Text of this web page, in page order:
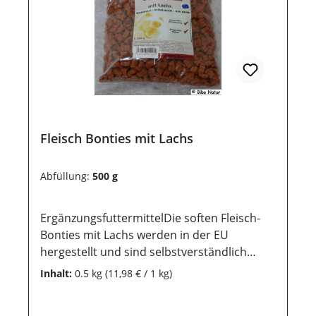
eine trockene und luftdichte Aufbewahrung
wichtig. Ebenso sollten sie vor direkter
Sonneneinstrahlung geschützt werden,
damit die wertvollen Inhaltsstoffe lange
erhalten bleiben.
Fleisch Bonties mit Lachs
Abfüllung: 500 g
ErgänzungsfuttermittelDie soften Fleisch-
Bonties mit Lachs werden in der EU
hergestellt und sind selbstverständlich
weizen-, getreide- und glutenfrei. Sie eignen
Inhalt: 0.5 kg (11,98 € / 1 kg)